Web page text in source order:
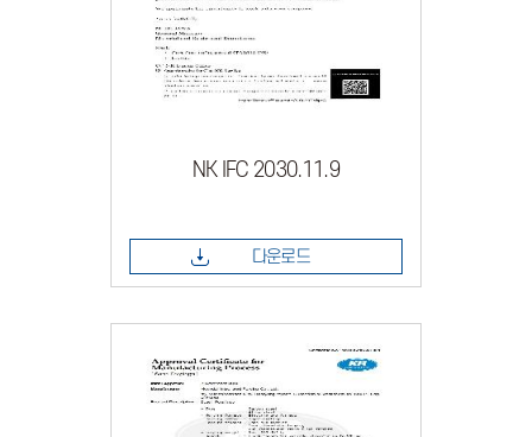
NK IFC 2030.11.9
다운로드